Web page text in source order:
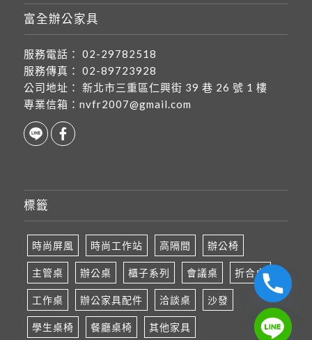
富全辦公家具
服務電話：
02-29782518
服務傳真：
02-89723928
公司地址：
新北市三重區仁興街 39 巷 26 號 1 樓
專業信箱： nvfr2007@gmail.com
標籤
時尚屏風 時尚工作站 高隔間 辦公椅
主管桌 辦公桌 櫃子系列 會議桌 折合桌
工作桌 辦公家具配件 洽談桌 沙發
學生桌椅 餐廳桌椅 其他家具